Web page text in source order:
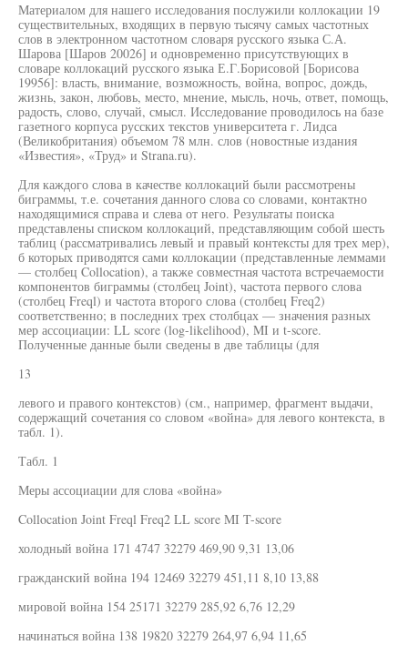
Материалом для нашего исследования послужили коллокации 19
существительных, входящих в первую тысячу самых частотных
слов в электронном частотном словаря русского языка С.А.
Шарова [Шаров 20026] и одновременно присутствующих в
словаре коллокаций русского языка Е.Г.Борисовой [Борисова
19956]: власть, внимание, возможность, война, вопрос, дождь,
жизнь, закон, любовь, место, мнение, мысль, ночь, ответ, помощь,
радость, слово, случай, смысл. Исследование проводилось на базе
газетного корпуса русских текстов университета г. Лидса
(Великобритания) объемом 78 млн. слов (новостные издания
«Известия», «Труд» и Strana.ru).
Для каждого слова в качестве коллокаций были рассмотрены
биграммы, т.е. сочетания данного слова со словами, контактно
находящимися справа и слева от него. Результаты поиска
представлены списком коллокаций, представляющим собой шесть
таблиц (рассматривались левый и правый контексты для трех мер),
б которых приводятся сами коллокации (представленные леммами
— столбец Collocation), а также совместная частота встречаемости
компонентов биграммы (столбец Joint), частота первого слова
(столбец Freql) и частота второго слова (столбец Freq2)
соответственно; в последних трех столбцах — значения разных
мер ассоциации: LL score (log-likelihood), MI и t-score.
Полученные данные были сведены в две таблицы (для
13
левого и правого контекстов) (см., например, фрагмент выдачи,
содержащий сочетания со словом «война» для левого контекста, в
табл. 1).
Табл. 1
Меры ассоциации для слова «война»
Collocation Joint Freql Freq2 LL score MI T-score
холодный война 171 4747 32279 469,90 9,31 13,06
гражданский война 194 12469 32279 451,11 8,10 13,88
мировой война 154 25171 32279 285,92 6,76 12,29
начинаться война 138 19820 32279 264,97 6,94 11,65